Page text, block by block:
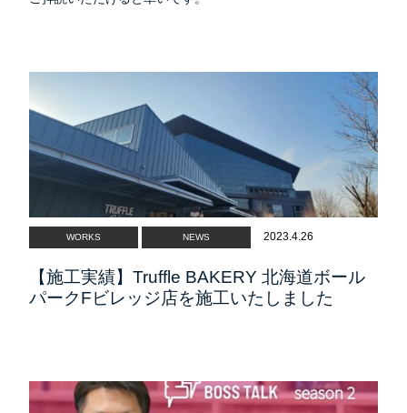
WORKS NEWS 2023.4.26
【施工実績】Truffle BAKERY 北海道ボール
パークFビレッジ店を施工いたしました